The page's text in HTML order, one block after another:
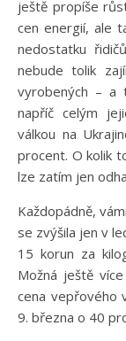
ještě propíše
cen energií, ale
nedostatku
nebude tolik
vyrobených – a
napříč celým
válkou na
procent. O kolik
lze zatím jen
Každopádně,
se zvýšila jen v
15 korun za
Možná ještě
cena vepřového
9. března o 40